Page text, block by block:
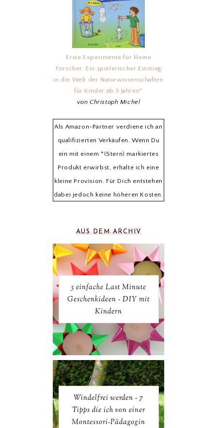
Erste Experimente für kleine
Forscher: Ein spielerischer Einstieg
in die Welt der Naturwissenschaften
für Kinder ab 3 Jahren*
von Christoph Michel
Als Amazon-Partner verdiene ich an
qualifizierten Verkäufen. Wenn Du
ein mit einem *(Stern) markiertes
Produkt erwirbst, erhalte ich eine
kleine Provision. Für Dich entstehen
dabei jedoch keine höheren Kosten.
AUS DEM ARCHIV
3 einfache Last Minute
Geschenkideen - DIY mit
Kindern
Windelfrei werden - 7
Tipps die ich von einer
Montessori-Pädagogin